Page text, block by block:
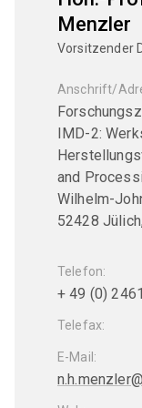
Präsidium
Satzung
Sicherung
Compliance
DKG-
Forschung
DKG-Cloud
DKG FA 3
DKG FA 4
DKG FA 5
DKG FA 6
DKG TFA
Keramiken"
DKG TFA 6-
DKG FA 7
FACHGEBIETE (FG)
DKG FG 1
Menzler
Vorsitzender
Anschrift/
IMD-2:
and
Wilhelm-
52428
Telefon:
+ 49 (0)
Telefax:
E-Mail: